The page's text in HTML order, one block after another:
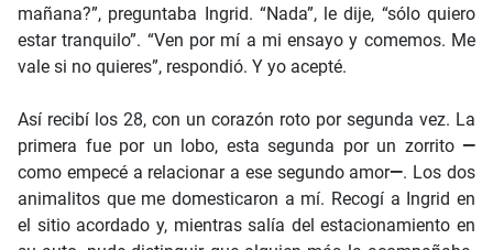
mañana?”, preguntaba Ingrid. “Nada”, le dije, “sólo quiero
estar tranquilo”. “Ven por mí a mi ensayo y comemos. Me
vale si no quieres”, respondió. Y yo acepté.
Así recibí los 28, con un corazón roto por segunda vez. La
primera fue por un lobo, esta segunda por un zorrito —
como empecé a relacionar a ese segundo amor—. Los dos
animalitos que me domesticaron a mí. Recogí a Ingrid en
el sitio acordado y, mientras salía del estacionamiento en